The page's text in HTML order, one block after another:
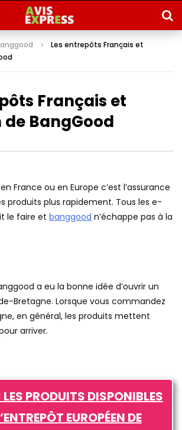
Les entrepôts Français et
Français et
de BangGood
France ou en Europe c’est l’assurance
produits plus rapidement. Tous les e-
le faire et banggood n’échappe pas à la
a eu la bonne idée d’ouvrir un
Bretagne. Lorsque vous commandez
en général, les produits mettent
arriver.
PRODUITS DISPONIBLES
EUROPÉEN DE